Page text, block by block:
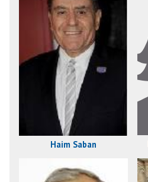
Haim Saban